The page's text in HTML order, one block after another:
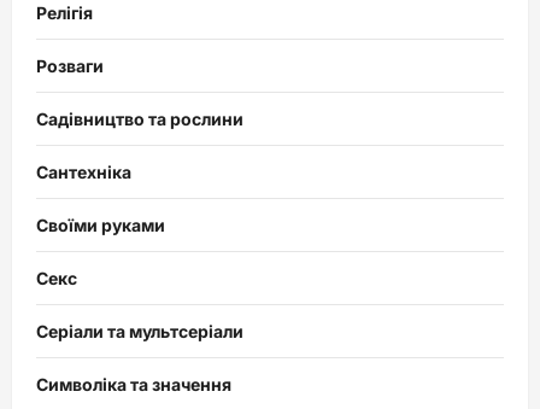
Релігія
Розваги
Садівництво та рослини
Сантехніка
Своїми руками
Секс
Серіали та мультсеріали
Символіка та значення